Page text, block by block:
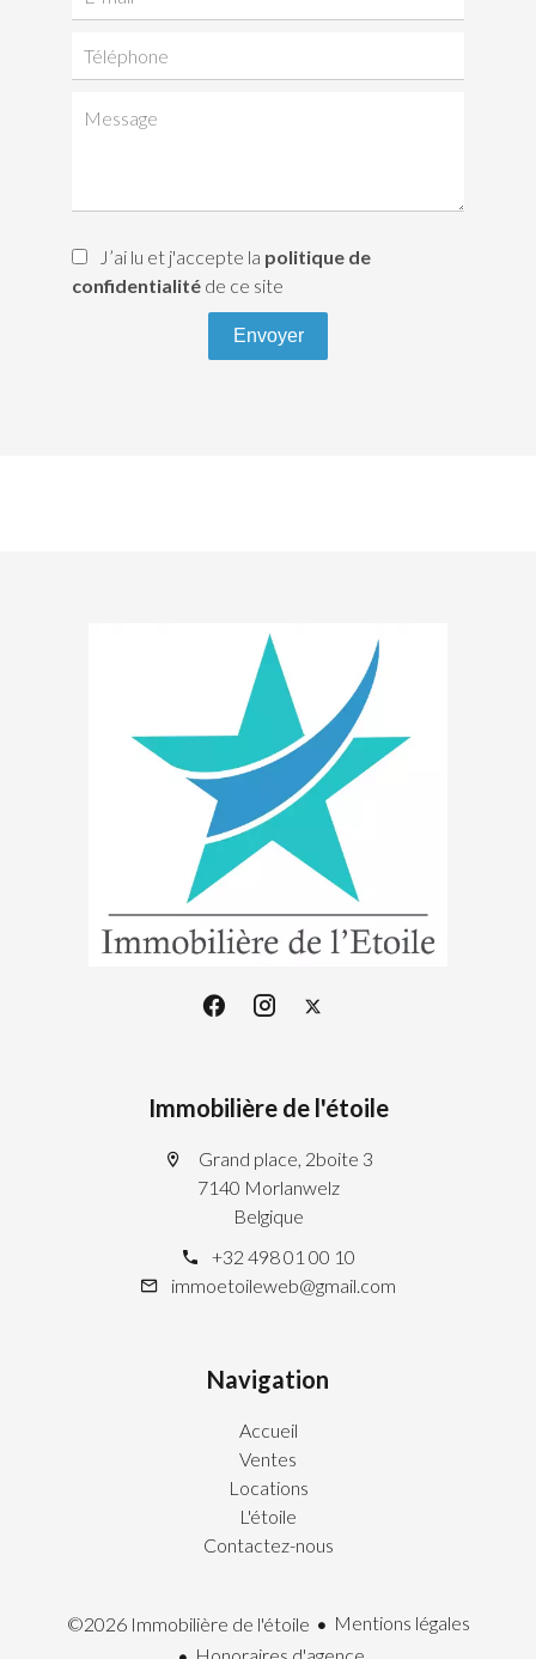
J’ai lu et j'accepte la politique de
confidentialité de ce site
Envoyer
Immobilière de l'étoile
Grand place, 2boite 3
7140 Morlanwelz
Belgique
+32 498 01 00 10
immoetoileweb@gmail.com
Navigation
Accueil
Ventes
Locations
L'étoile
Contactez-nous
©2026 Immobilière de l'étoile
Mentions légales